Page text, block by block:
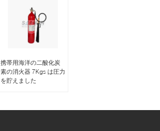
携帯用海洋の二酸化炭
素の消火器 7Kgs は圧力
を貯えました